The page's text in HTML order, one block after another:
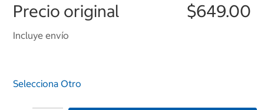
Precio original $649.00
Incluye envío
Selecciona Otro